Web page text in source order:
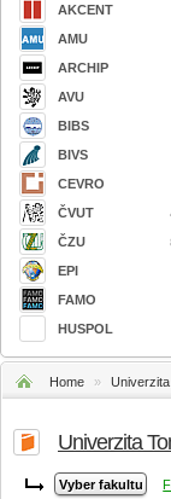
AKCENT
AMU
ARCHIP
AVU
BIBS
BIVS
CEVRO
ČVUT
ČZU
EPI
FAMO
HUSPOL
Home »
Univerzita